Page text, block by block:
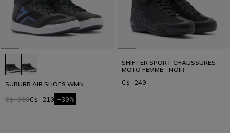
SUBURB AIR SHOES WMN
C$ 300C$ 210 -30%
SHIFTER SPORT CHAUSSURES
MOTO FEMME - NOIR
C$ 240